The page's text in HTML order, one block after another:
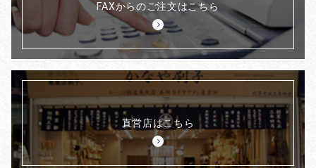
FAXからのご注文はこちら
直営店はこちら